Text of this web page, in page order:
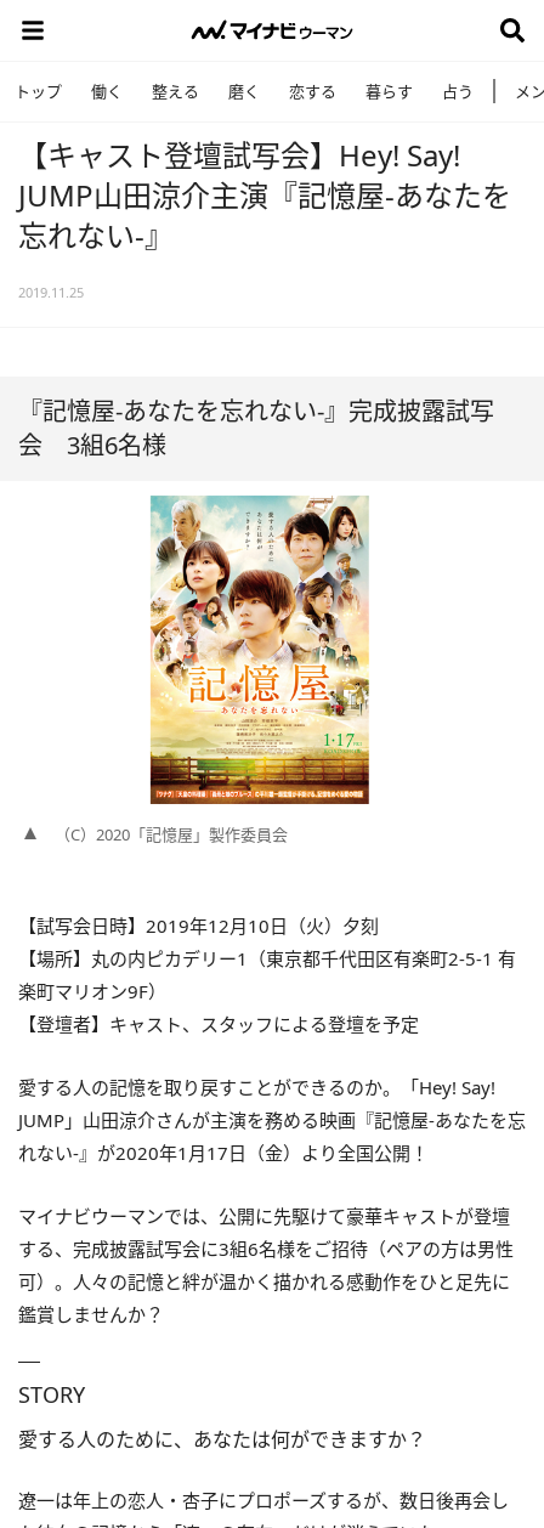
トップ 働く 整える 磨く 恋する 暮らす 占う メ
【キャスト登壇試写会】Hey! Say!
JUMP山田涼介主演『記憶屋‐あなたを
忘れない‐』
2019.11.25
『記憶屋‐あなたを忘れない‐』完成披露試写
会 3組6名様
（C）2020「記憶屋」製作委員会
【試写会日時】2019年12月10日（火）夕刻
【場所】丸の内ピカデリー1（東京都千代田区有楽町2-5-1 有
楽町マリオン9F）
【登壇者】キャスト、スタッフによる登壇を予定
愛する人の記憶を取り戻すことができるのか。「Hey! Say!
JUMP」山田涼介さんが主演を務める映画『記憶屋‐あなたを忘
れない‐』が2020年1月17日（金）より全国公開！
マイナビウーマンでは、公開に先駆けて豪華キャストが登壇
する、完成披露試写会に3組6名様をご招待（ペアの方は男性
可）。人々の記憶と絆が温かく描かれる感動作をひと足先に
鑑賞しませんか？
STORY
愛する人のために、あなたは何ができますか？
遼一は年上の恋人・杏子にプロポーズするが、数日後再会し